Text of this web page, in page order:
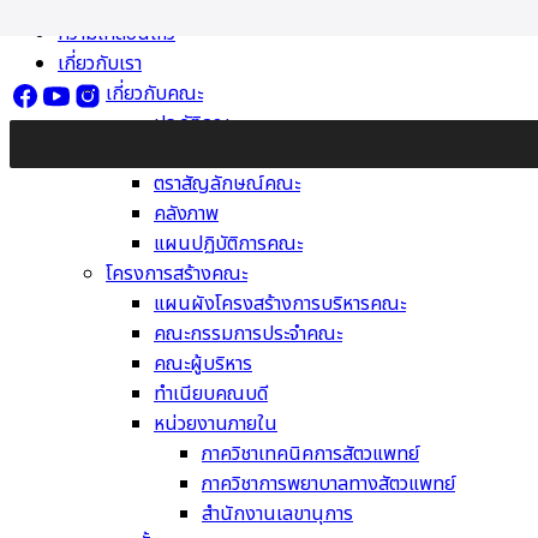
Skip
content
ความเคลื่อนไหว
เกี่ยวกับเรา
เกี่ยวกับคณะ
ประวัติคณะ
ตราสัญลักษณ์คณะ
คลังภาพ
แผนปฏิบัติการคณะ
โครงการสร้างคณะ
แผนผังโครงสร้างการบริหารคณะ
คณะกรรมการประจำคณะ
คณะผู้บริหาร
ทำเนียบคณบดี
หน่วยงานภายใน
ภาควิชาเทคนิคการสัตวแพทย์
ภาควิชาการพยาบาลทางสัตวแพทย์
สำนักงานเลขานุการ